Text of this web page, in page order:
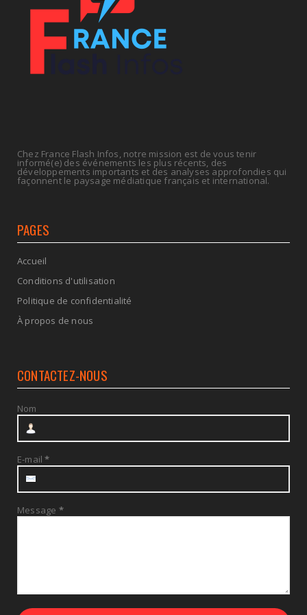
La rentrée sera-t-elle chaude dans la fonction
publique ? Le...
Chez France Flash Infos, notre mission est de vous tenir
informé(e) des événements les plus récents, des
développements importants et des analyses approfondies qui
façonnent le paysage médiatique français et international.
PAGES
Accueil
Conditions d'utilisation
Politique de confidentialité
À propos de nous
CONTACTEZ-NOUS
Nom
E-mail*
Message *